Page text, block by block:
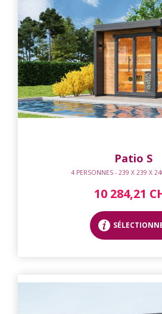
Patio S
4 PERSONNES - 239 X 239 X
10 284,21